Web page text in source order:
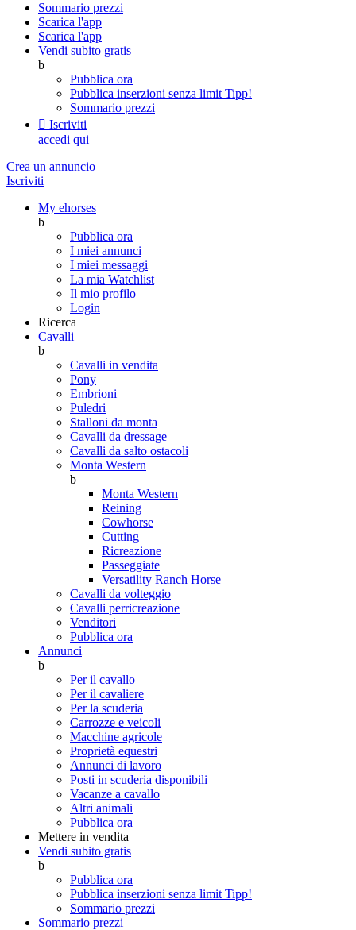
Sommario prezzi
Scarica l'app
Scarica l'app
Vendi subito gratis
b
Pubblica ora
Pubblica inserzioni senza limit Tipp!
Sommario prezzi
 Iscriviti
accedi qui
Crea un annuncio
Iscriviti
My ehorses
b
Pubblica ora
I miei annunci
I miei messaggi
La mia Watchlist
Il mio profilo
Login
Ricerca
Cavalli
b
Cavalli in vendita
Pony
Embrioni
Puledri
Stalloni da monta
Cavalli da dressage
Cavalli da salto ostacoli
Monta Western
b
Monta Western
Reining
Cowhorse
Cutting
Ricreazione
Passeggiate
Versatility Ranch Horse
Cavalli da volteggio
Cavalli perricreazione
Venditori
Pubblica ora
Annunci
b
Per il cavallo
Per il cavaliere
Per la scuderia
Carrozze e veicoli
Macchine agricole
Proprietà equestri
Annunci di lavoro
Posti in scuderia disponibili
Vacanze a cavallo
Altri animali
Pubblica ora
Mettere in vendita
Vendi subito gratis
b
Pubblica ora
Pubblica inserzioni senza limit Tipp!
Sommario prezzi
Sommario prezzi